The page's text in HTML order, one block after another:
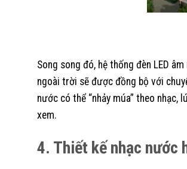
Song song đó, hệ thống đèn LED
ngoài trời sẽ được đồng bộ với
nước có thể “nhảy múa” theo
xem.
4. Thiết kế nhạc nước